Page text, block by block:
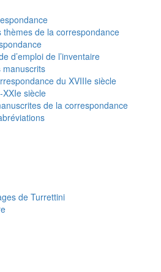
thèmes de la correspondance
d’emploi de l’inventaire
manuscrits
du XVIIIe siècle
siècle
de la correspondance
de Turrettini